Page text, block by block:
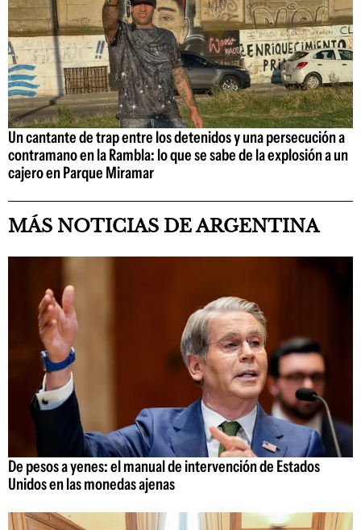
Un cantante de trap entre los detenidos y una persecución a
contramano en la Rambla: lo que se sabe de la explosión a un
cajero en Parque Miramar
MÁS NOTICIAS DE ARGENTINA
De pesos a yenes: el manual de intervención de Estados
Unidos en las monedas ajenas